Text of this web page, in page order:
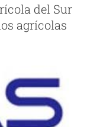
del Sur
agrícolas